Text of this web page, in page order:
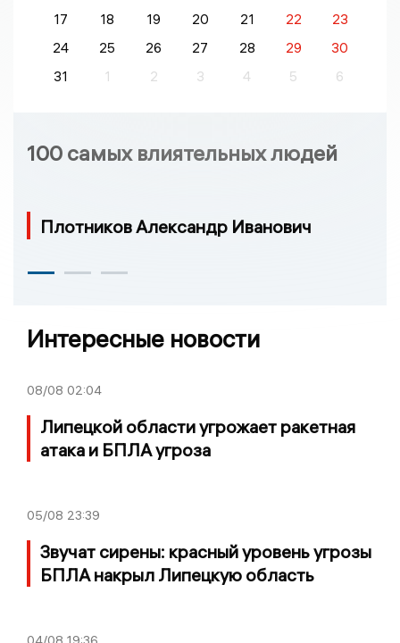
17 18 19 20 21 22
23
24
25 26 27 28 29
30
31
1 2 3 4 5 6
100 самых влиятельных людей
Плотников Александр Иванович
Интересные новости
08/08 02:04
Липецкой области угрожает ракетная
атака и БПЛА угроза
05/08 23:39
Звучат сирены: красный уровень угрозы
БПЛА накрыл Липецкую область